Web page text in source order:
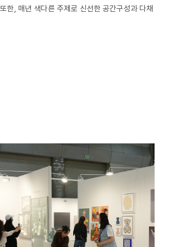
한, 매년 색다른 주제로 신선한 공간구성과 다채